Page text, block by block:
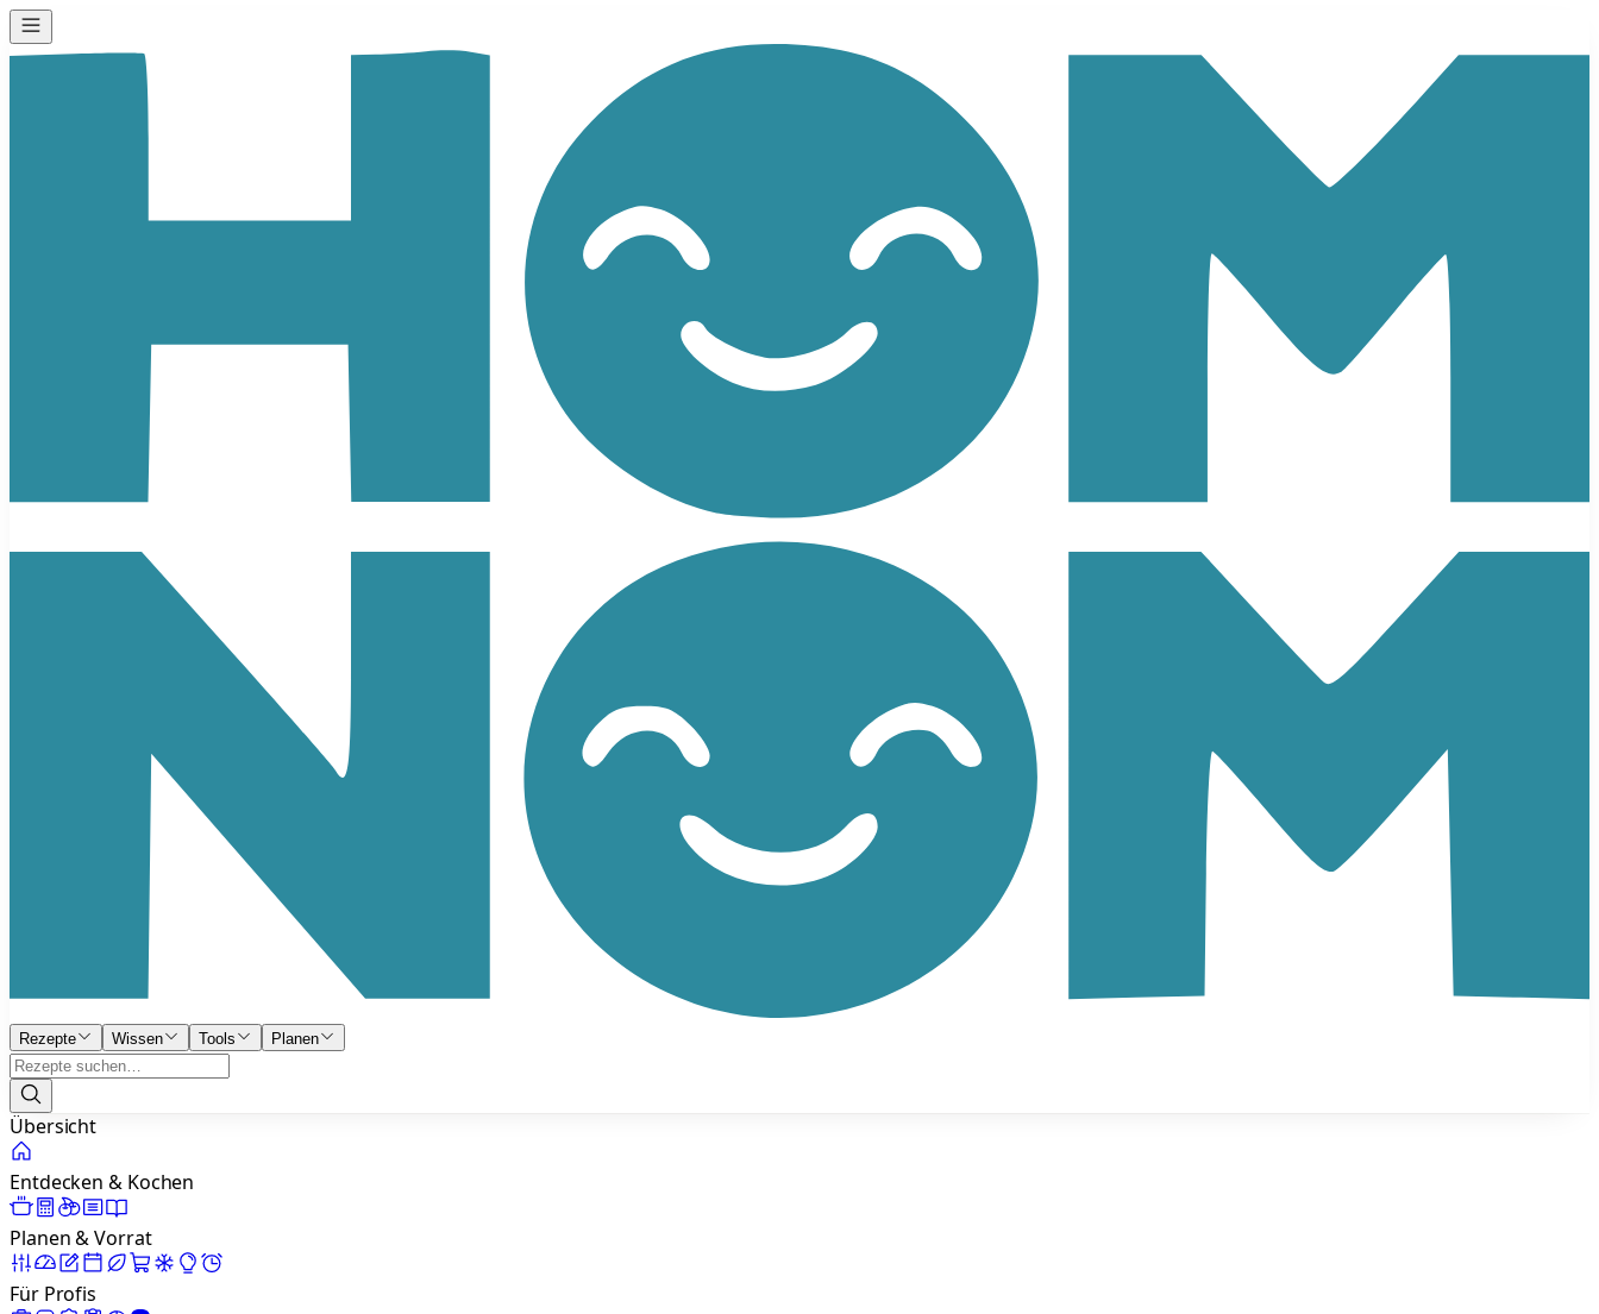
Rezepte Wissen Tools Planen
Übersicht
Entdecken & Kochen
Planen & Vorrat
Für Profis